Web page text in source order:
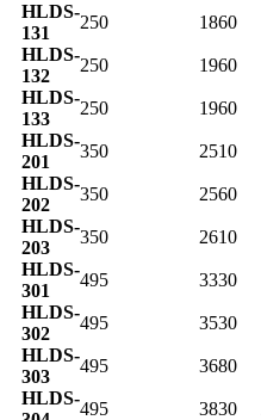
HLDS-
131
250 1860
HLDS-
132
250 1960
HLDS-
133
250 1960
HLDS-
201
350 2510
HLDS-
202
350 2560
HLDS-
203
350 2610
HLDS-
301
495 3330
HLDS-
302
495 3530
HLDS-
303
495 3680
HLDS-
495 3830